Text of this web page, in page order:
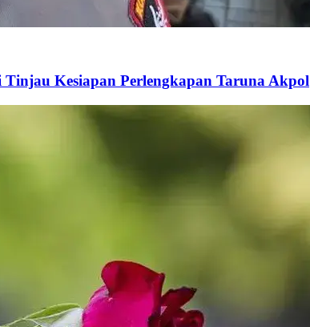
Kesiapan Perlengkapan Taruna Akpol